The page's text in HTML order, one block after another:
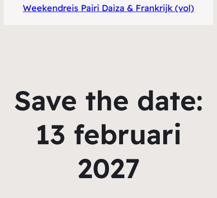
Weekendreis Pairi Daiza & Frankrijk (vol)
Save the date:
13 februari
2027